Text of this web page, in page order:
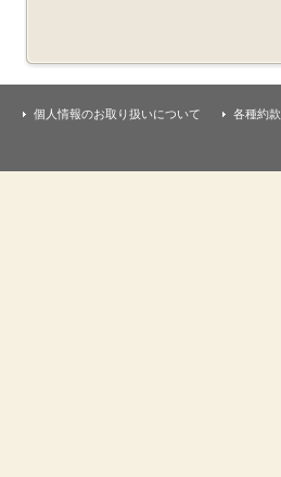
個人情報のお取り扱いについて 各種約款